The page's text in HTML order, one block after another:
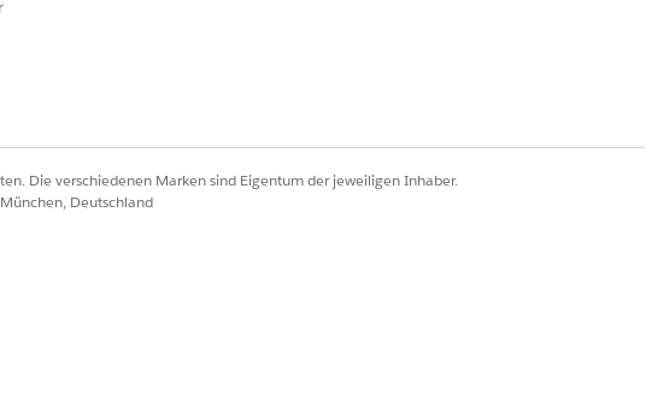
Die verschiedenen Marken sind Eigentum der jeweiligen Inhaber.
Deutschland